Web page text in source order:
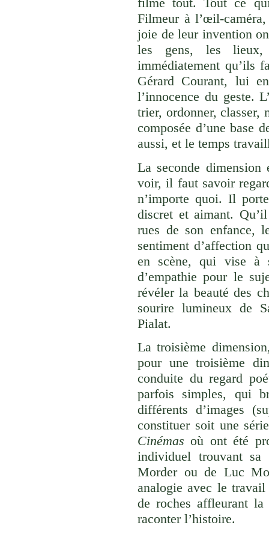
Filmeur à l’œil-
joie de leur invention
les gens, les lieux,
immédiatement qu’ils
Gérard Courant, lui
l’innocence du geste.
trier, ordonner, classer,
composée d’une base
aussi, et le temps
La seconde
voir, il faut savoir
n’importe quoi. Il
discret et aimant.
rues de son enfance,
sentiment d’affection
en scène, qui vise à
d’empathie pour le
révéler la beauté des
sourire lumineux de
Pialat.
La troisième
pour une troisième
conduite du regard
parfois simples, qui
différents d’images
constituer soit une
Cinémas où ont été
individuel trouvant sa
Morder ou de Luc
analogie avec le
de roches affleurant la
raconter l’histoire.